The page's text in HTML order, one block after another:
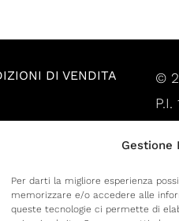
Gestione
Per darti la migliore esperienza
memorizzare e/o accedere alle
queste tecnologie ci permette di
DI VENDITA
©